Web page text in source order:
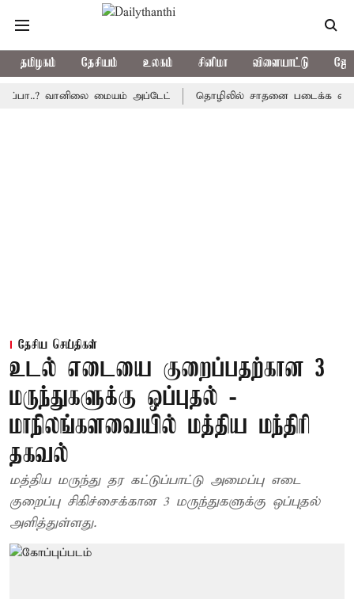
தமிழகம் தேசியம் உலகம் சினிமா விளையாட்டு
வானிலை மையம் அப்டேட் தொழிலில் சாதனை படைக்க வாய்ப்பு...
தேசிய செய்திகள்
உடல் எடையை குறைப்பதற்கான 3
மருந்துகளுக்கு ஒப்புதல் -
மாநிலங்களவையில் மத்திய மந்திரி
தகவல்
மத்திய மருந்து தர கட்டுப்பாட்டு அமைப்பு எடை
குறைப்பு சிகிச்சைக்கான 3 மருந்துகளுக்கு ஒப்புதல்
அளித்துள்ளது.